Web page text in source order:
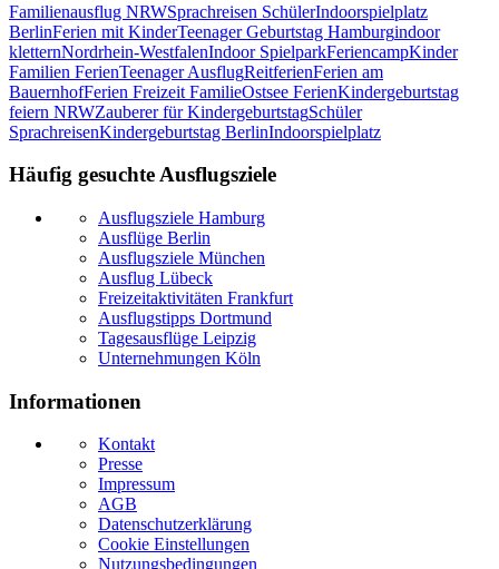
Familienausflug NRWSprachreisen SchülerIndoorspielplatz
BerlinFerien mit KinderTeenager Geburtstag Hamburgindoor
kletternNordrhein-WestfalenIndoor SpielparkFeriencampKinder
Familien FerienTeenager AusflugReitferienFerien am
BauernhofFerien Freizeit FamilieOstsee FerienKindergeburtstag
feiern NRWZauberer für KindergeburtstagSchüler
SprachreisenKindergeburtstag BerlinIndoorspielplatz
Häufig gesuchte Ausflugsziele
Ausflugsziele Hamburg
Ausflüge Berlin
Ausflugsziele München
Ausflug Lübeck
Freizeitaktivitäten Frankfurt
Ausflugstipps Dortmund
Tagesausflüge Leipzig
Unternehmungen Köln
Informationen
Kontakt
Presse
Impressum
AGB
Datenschutzerklärung
Cookie Einstellungen
Nutzungsbedingungen